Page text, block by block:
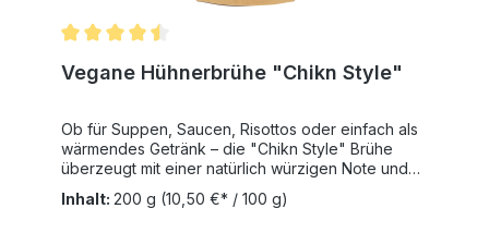
Vegane Hühnerbrühe "Chikn Style"
Ob für Suppen, Saucen, Risottos oder einfach als
wärmendes Getränk – die "Chikn Style" Brühe
überzeugt mit einer natürlich würzigen Note und
einer aromatischen Tiefe, die deine Gerichte auf
ein neues Level hebt. Hergestellt in Deutschland
Inhalt: 200 g (10,50 €* / 100 g)